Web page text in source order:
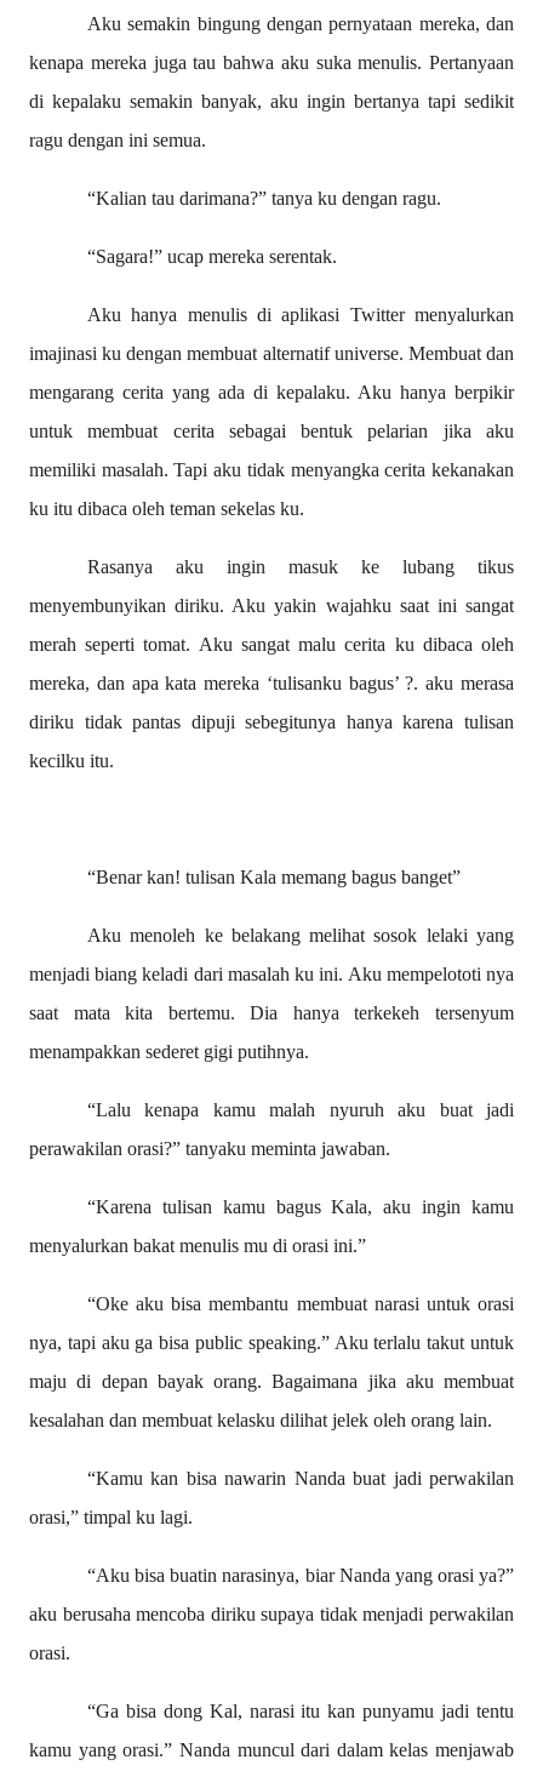
Aku semakin bingung dengan pernyataan mereka, dan
kenapa mereka juga tau bahwa aku suka menulis. Pertanyaan
di kepalaku semakin banyak, aku ingin bertanya tapi sedikit
ragu dengan ini semua.
“Kalian tau darimana?” tanya ku dengan ragu.
“Sagara!” ucap mereka serentak.
Aku hanya menulis di aplikasi Twitter menyalurkan
imajinasi ku dengan membuat alternatif universe. Membuat dan
mengarang cerita yang ada di kepalaku. Aku hanya berpikir
untuk membuat cerita sebagai bentuk pelarian jika aku
memiliki masalah. Tapi aku tidak menyangka cerita kekanakan
ku itu dibaca oleh teman sekelas ku.
Rasanya aku ingin masuk ke lubang tikus
menyembunyikan diriku. Aku yakin wajahku saat ini sangat
merah seperti tomat. Aku sangat malu cerita ku dibaca oleh
mereka, dan apa kata mereka ‘tulisanku bagus’ ?. aku merasa
diriku tidak pantas dipuji sebegitunya hanya karena tulisan
kecilku itu.
“Benar kan! tulisan Kala memang bagus banget”
Aku menoleh ke belakang melihat sosok lelaki yang
menjadi biang keladi dari masalah ku ini. Aku mempelototi nya
saat mata kita bertemu. Dia hanya terkekeh tersenyum
menampakkan sederet gigi putihnya.
“Lalu kenapa kamu malah nyuruh aku buat jadi
perawakilan orasi?” tanyaku meminta jawaban.
“Karena tulisan kamu bagus Kala, aku ingin kamu
menyalurkan bakat menulis mu di orasi ini.”
“Oke aku bisa membantu membuat narasi untuk orasi
nya, tapi aku ga bisa public speaking.” Aku terlalu takut untuk
maju di depan bayak orang. Bagaimana jika aku membuat
kesalahan dan membuat kelasku dilihat jelek oleh orang lain.
“Kamu kan bisa nawarin Nanda buat jadi perwakilan
orasi,” timpal ku lagi.
“Aku bisa buatin narasinya, biar Nanda yang orasi ya?”
aku berusaha mencoba diriku supaya tidak menjadi perwakilan
orasi.
“Ga bisa dong Kal, narasi itu kan punyamu jadi tentu
kamu yang orasi.” Nanda muncul dari dalam kelas menjawab